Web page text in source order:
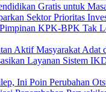
Gratis untuk
Sektor Prioritas
KPK-BPK Tak
Aktif Masyarakat Adat
Layanan Sistem
Ini Poin Perubahan